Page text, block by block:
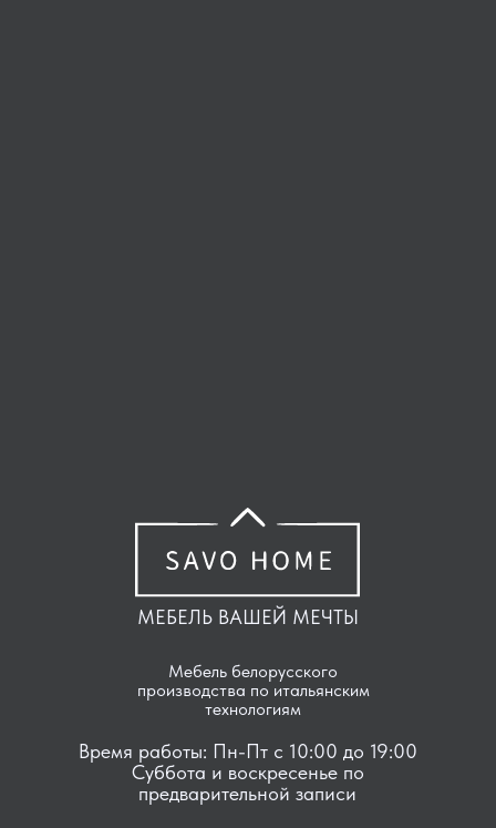
Время работы: Пн-Пт с 10:00 до 19:00
Суббота и воскресенье по
предварительной записи
Мебель белорусского
производства по итальянским
технологиям
МЕБЕЛЬ ВАШЕЙ МЕЧТЫ